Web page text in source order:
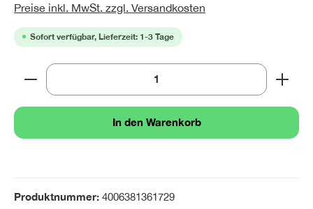
Preise inkl. MwSt. zzgl. Versandkosten
Sofort verfügbar, Lieferzeit: 1-3 Tage
Produkt Anzahl: Gib den gewünschten Wert ein
In den Warenkorb
Produktnummer: 4006381361729